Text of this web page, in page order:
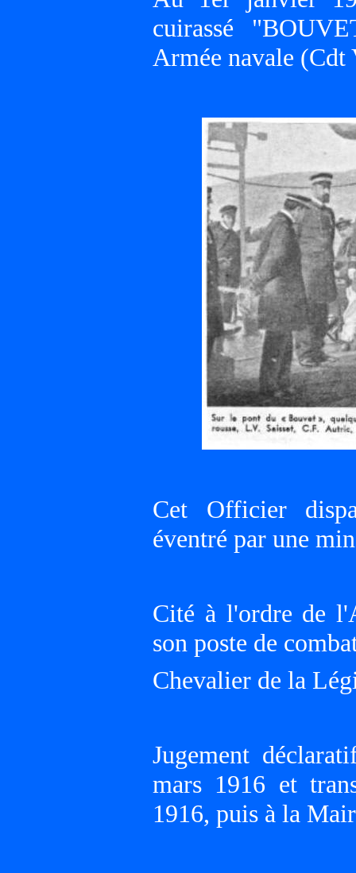
cuirassé
Armée navale
Cet Officier
éventré par une
Cité à l'ordre de
son poste de
Chevalier de la
Jugement
mars 1916 et
1916, puis à la